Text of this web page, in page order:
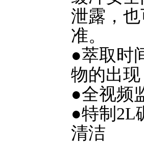
泄露 ， 也
准。
●萃取时
物的出现
●全视频
●特制2L
清洁